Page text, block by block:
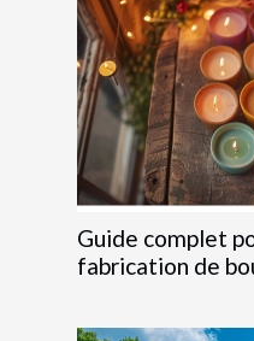
Guide complet
fabrication de